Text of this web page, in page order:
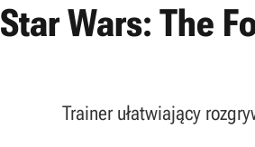
Star Wars: The
Trainer ułatwiający